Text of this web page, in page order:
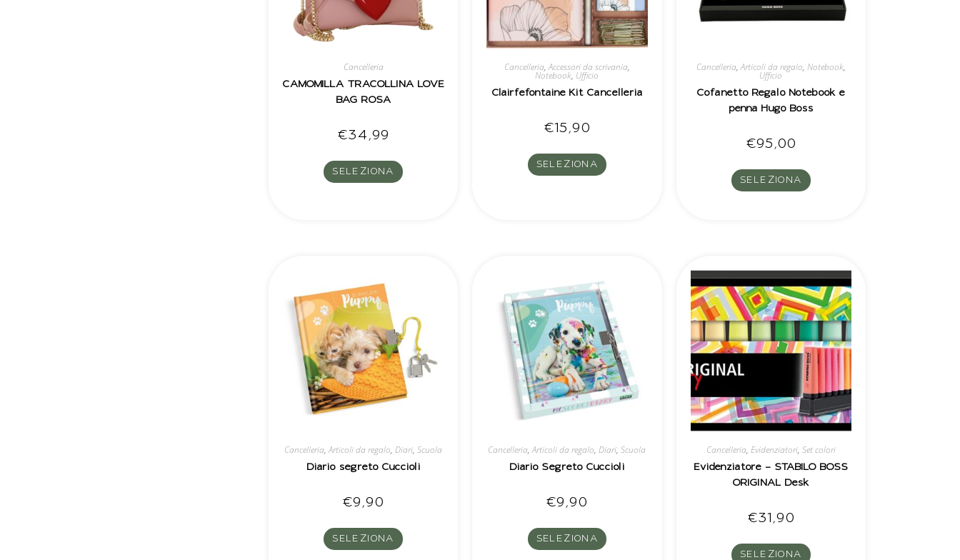
Cancelleria
CAMOMILLA TRACOLLINA LOVE
BAG ROSA
€34,99
SELEZIONA
Cancelleria,Accessori da scrivania,
Notebook, Ufficio
Clairfefontaine Kit Cancelleria
€15,90
SELEZIONA
Cancelleria,Articoli da regalo, Notebook,
Ufficio
Cofanetto Regalo Notebook e
penna Hugo Boss
€95,00
SELEZIONA
Cancelleria,Articoli da regalo,Diari,Scuola
Diario segreto Cuccioli
€9,90
SELEZIONA
Cancelleria,Articoli da regalo,Diari,Scuola
Diario Segreto Cuccioli
€9,90
SELEZIONA
Cancelleria, Evidenziatori, Set colori
Evidenziatore – STABILO BOSS
ORIGINAL Desk
€31,90
SELEZIONA